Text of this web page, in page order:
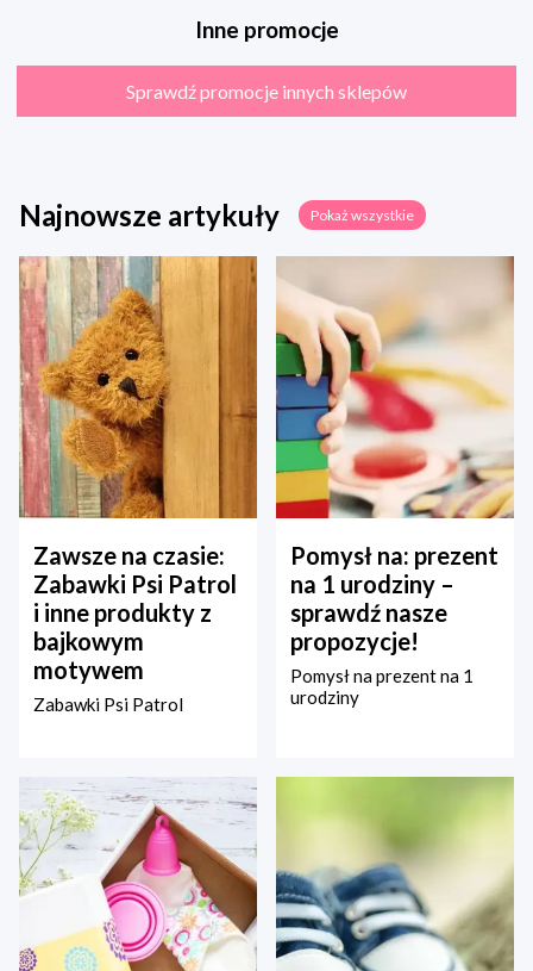
Inne promocje
Sprawdź promocje innych sklepów
Najnowsze artykuły Pokaż wszystkie
Zawsze na czasie:
Zabawki Psi Patrol
i inne produkty z
bajkowym
motywem
Zabawki Psi Patrol
Pomysł na: prezent
na 1 urodziny –
sprawdź nasze
propozycje!
Pomysł na prezent na 1
urodziny